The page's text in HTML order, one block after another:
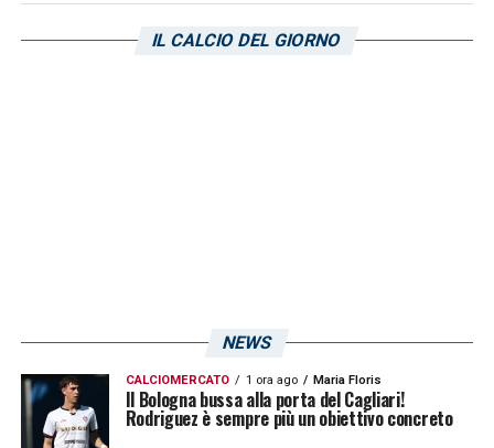
una Lazio impantanata nelle difficoltà post
IL CALCIO DEL GIORNO
NEWS
CALCIOMERCATO 1 ora ago Maria Floris
Il Bologna bussa alla porta del Cagliari!
Rodriguez è sempre più un obiettivo concreto